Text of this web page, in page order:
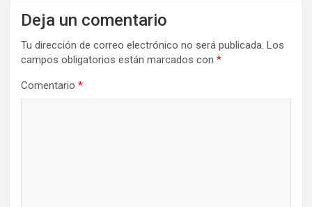
Deja un comentario
Tu dirección de correo electrónico no será publicada. Los
campos obligatorios están marcados con *
Comentario *